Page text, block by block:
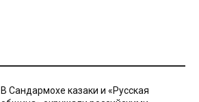
В Сандармохе казаки и «Русская